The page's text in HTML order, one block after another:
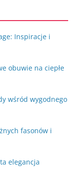
Inspiracje i
obuwie na ciepłe
wśród wygodnego
fasonów i
elegancja